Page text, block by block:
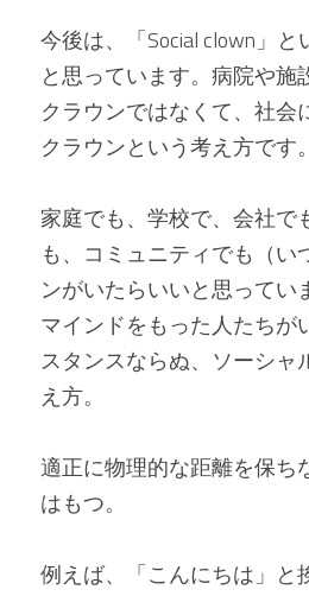
今後は、「Social clown」
と思っています。病院や施
クラウンではなくて、社会
クラウンという考え方です。
家庭でも、学校で、会社で
も、コミュニティでも（い
ンがいたらいいと思ってい
マインドをもった人たちが
スタンスならぬ、ソーシャ
え方。
適正に物理的な距離を保ち
はもつ。
例えば、「こんにちは」と